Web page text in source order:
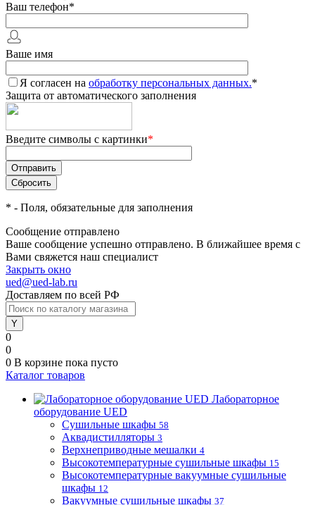
Ваш телефон*
Ваше имя
Я согласен на обработку персональных данных.*
Защита от автоматического заполнения
Введите символы с картинки*
* - Поля, обязательные для заполнения
Сообщение отправлено
Ваше сообщение успешно отправлено. В ближайшее время с
Вами свяжется наш специалист
Закрыть окно
ued@ued-lab.ru
Доставляем по всей РФ
0
0
0 В корзине пока пусто
Каталог товаров
Лабораторное
оборудование UED
Сушильные шкафы 58
Аквадистилляторы 3
Верхнеприводные мешалки 4
Высокотемпературные сушильные шкафы 15
Высокотемпературные вакуумные сушильные
шкафы 12
Вакуумные сушильные шкафы 37